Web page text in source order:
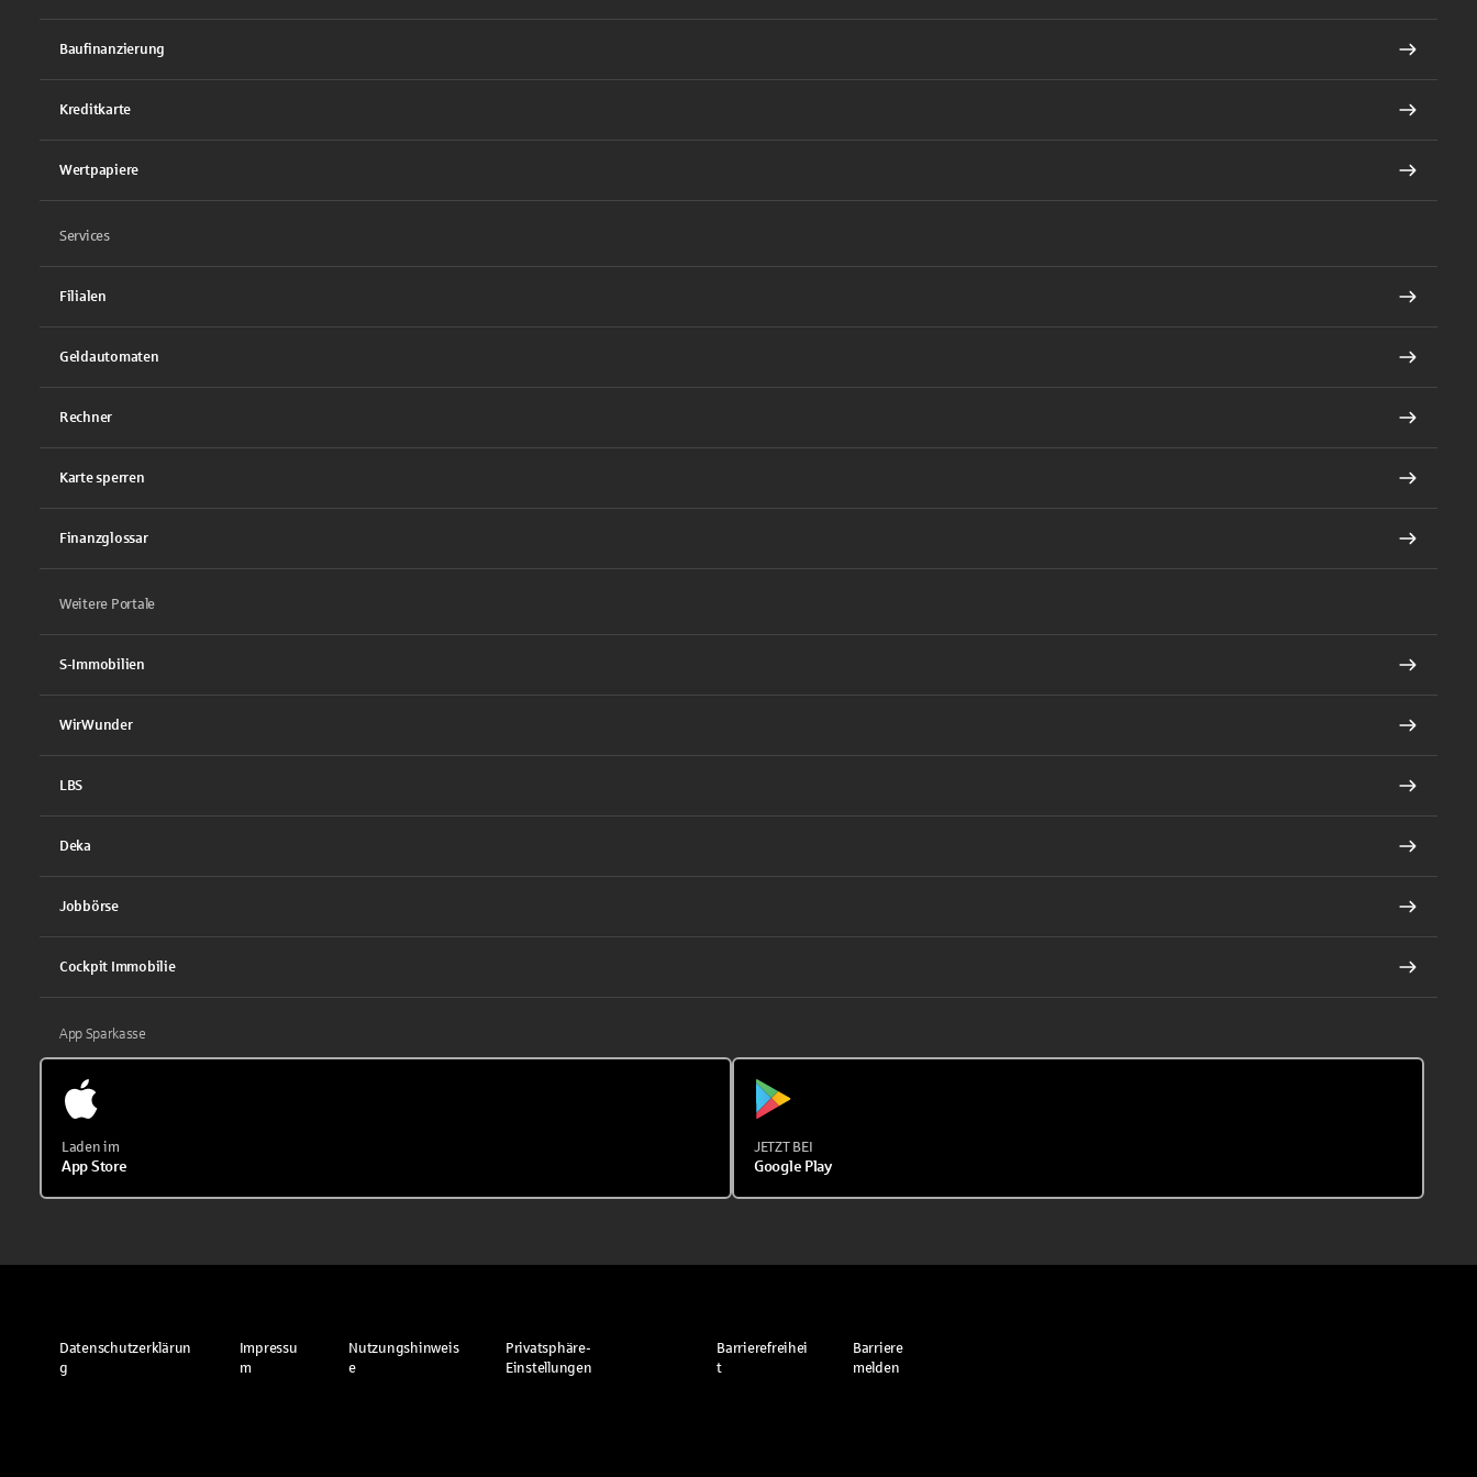
Baufinanzierung
Kreditkarte
Wertpapiere
Services
Filialen
Geldautomaten
Rechner
Karte sperren
Finanzglossar
Weitere Portale
S-Immobilien
WirWunder
LBS
Deka
Jobbörse
Cockpit Immobilie
App Sparkasse
Laden im
App Store
JETZT BEI
Google Play
Datenschutzerklärun
g
Impressu
m
Nutzungshinweis
e
Privatsphäre-
Einstellungen
Barrierefreihei
t
Barriere
melden